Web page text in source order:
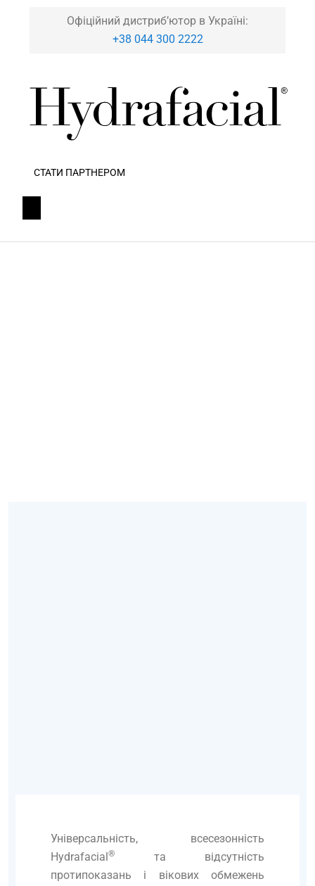
Офіційний дистриб’ютор в Україні:
+38 044 300 2222
СТАТИ ПАРТНЕРОМ
Універсальність, всесезонність
Hydrafacial ®
та відсутність
протипоказань і вікових обмежень